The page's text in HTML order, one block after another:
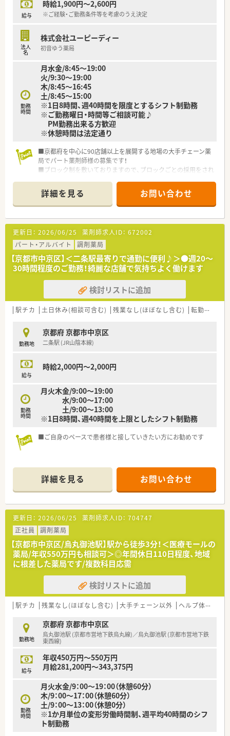
給与
時給1,900円～2,600円
※ご経験・ご勤務条件等を考慮のうえ決定
法人
名
株式会社ユーピーディー
初音ゆう薬局
勤務
時間
月水金/8:45～19:00
火/9:30～19:00
木/8:45〜16:45
土/8:45～15:00
※1日8時間、週40時間を限度とするシフト制勤務
※ご勤務曜日・時間等ご相談可能♪
PM勤務出来る方歓迎
※休憩時間は法定通り
■京都府を中心に90店舗以上を展開する地場の大手チェーン薬
局でパート薬剤師様の募集です！
■ブロック制を敷いておりますので、ブロックごとの採用をされ
そのため急なお休みがあってもブロック内で調整する文化が
整っており、急なお休みでも安心の体制です◎
『お互い様』の精神を皆様がもってらっしゃるため働きやすい
環境です
■時間帯により加給あり！土曜日は2,300円、18時以降入れる場
合は18時以降2,600円！
京都府内でも高額の水準です◎
■ゆくゆく正社員をお考えの方にもピッタリの環境！
パートから正社員へのキャリアチェンジもご相談が可能です！
一つの先で長くお勤めされたい方も必見です
詳細を見る お問い合わせ
更新日： 2026/06/25 薬剤師求人ID： 672002
パート・アルバイト
調剤薬局
【京都市中京区】＜二条駅最寄りで通勤に便利♪＞●週20～
30時間程度のご勤務！綺麗な店舗で気持ちよく働けます
検討リストに追加
駅チカ 土日休み(相談可含む) 残業なし(ほぼなし含む) 転勤なし
勤務地
京都府 京都市中京区
二条駅 (JR山陰本線)
給与
時給2,000円～2,000円
勤務
時間
月火木金/9:00～19:00
水/9:00～17:00
土/9:00～13:00
※1日8時間、週40時間を上限としたシフト制勤務
■ご自身のペースで患者様と接していきたい方にお勧めです
詳細を見る お問い合わせ
更新日： 2026/06/25 薬剤師求人ID： 704747
正社員
調剤薬局
【京都市中京区/烏丸御池駅】駅から徒歩3分！＜医療モールの
薬局/年収550万円も相談可＞◎年間休日110日程度、地域
に根差した薬局です/複数科目応需
検討リストに追加
駅チカ 残業なし(ほぼなし含む) 大手チェーン以外 ヘルプ体制充実
勤務地
京都府 京都市中京区
烏丸御池駅 (京都市営地下鉄烏丸線)／烏丸御池駅 (京都市営地下鉄
東西線)
給与
年収450万円～550万円
月給281,200円～343,375円
勤務
時間
月火水金/9：00～19：00（休憩60分）
木/9：00～17：00（休憩60分）
土/9：00～13：00（休憩0分）
※1か月単位の変形労働時間制、週平均40時間のシフ
ト制勤務